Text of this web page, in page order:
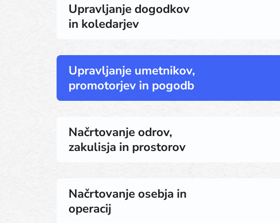
Upravljanje dogodkov
in koledarjev
Upravljanje umetnikov,
promotorjev in pogodb
Načrtovanje odrov,
zakulisja in prostorov
Načrtovanje osebja in
operacij